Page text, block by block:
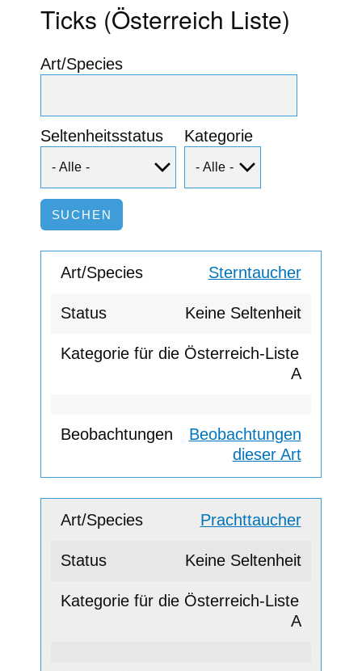
Ticks (Österreich Liste)
Art/Species
Seltenheitsstatus Kategorie
Sterntaucher
Keine Seltenheit
A
Beobachtungen
dieser Art
Prachttaucher
Keine Seltenheit
A